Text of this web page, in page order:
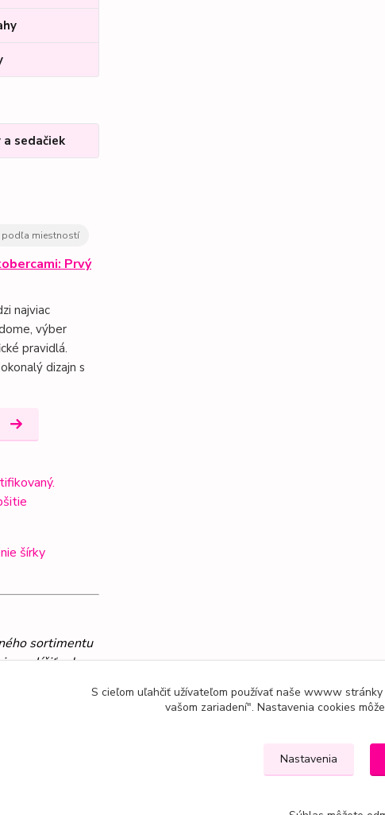
a sedačiek
podľa miestností
Prvý
najviac
výber
pravidlá.
dizajn s
sortimentu
líšiť od
S cieľom uľahčiť užívateľom používať naše wwww
vašom zariadení". Nastavenia cookies
Nastavenia